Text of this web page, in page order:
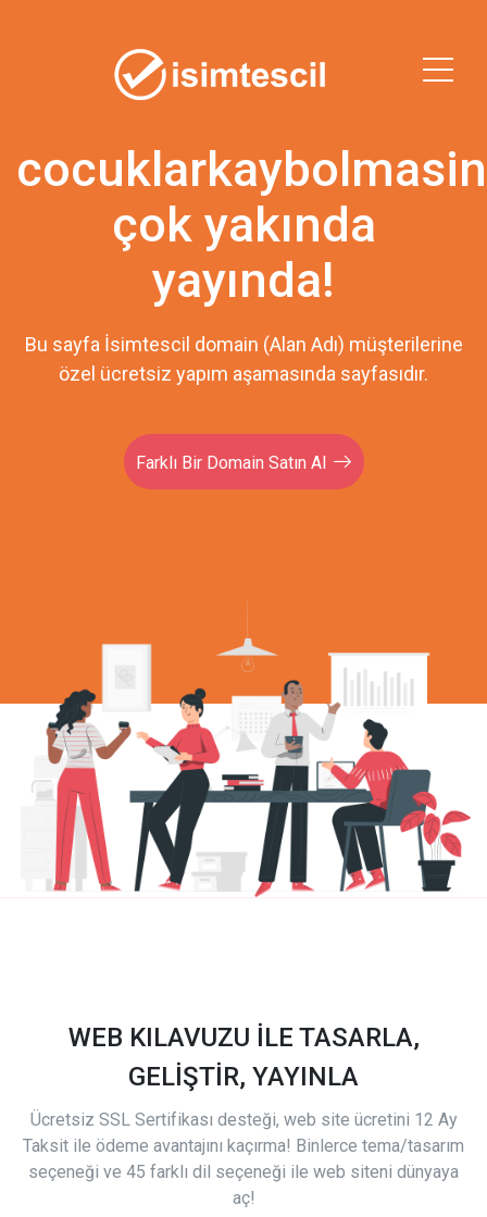
çok yakında
yayında!
Bu sayfa İsimtescil domain (Alan Adı) müşterilerine
özel ücretsiz yapım aşamasında sayfasıdır.
Farklı Bir Domain Satın Al
WEB KILAVUZU İLE TASARLA,
GELİŞTİR, YAYINLA
Ücretsiz SSL Sertifikası desteği, web site ücretini 12 Ay
Taksit ile ödeme avantajını kaçırma! Binlerce tema/tasarım
seçeneği ve 45 farklı dil seçeneği ile web siteni dünyaya
aç!